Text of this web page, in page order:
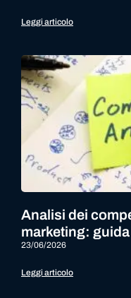
Leggi articolo
Analisi dei
marketing:
23/06/2026
Leggi articolo